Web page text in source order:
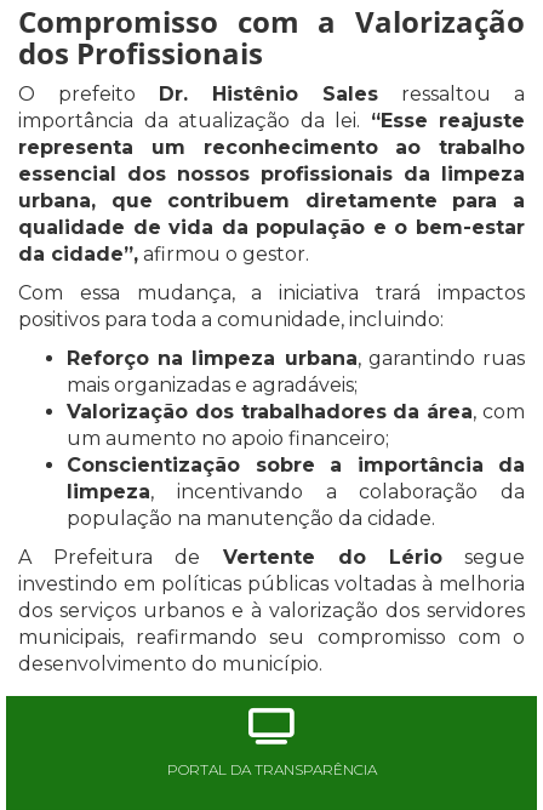
Compromisso com a Valorização
dos Profissionais
O prefeito Dr. Histênio Sales ressaltou a
importância da atualização da lei. “Esse reajuste
representa um reconhecimento ao trabalho
essencial dos nossos profissionais da limpeza
urbana, que contribuem diretamente para a
qualidade de vida da população e o bem-estar
da cidade”, afirmou o gestor.
Com essa mudança, a iniciativa trará impactos
positivos para toda a comunidade, incluindo:
Reforço na limpeza urbana, garantindo ruas
mais organizadas e agradáveis;
Valorização dos trabalhadores da área, com
um aumento no apoio financeiro;
Conscientização sobre a importância da
limpeza, incentivando a colaboração da
população na manutenção da cidade.
A Prefeitura de Vertente do Lériosegue
investindo em políticas públicas voltadas à melhoria
dos serviços urbanos e à valorização dos servidores
municipais, reafirmando seu compromisso com o
desenvolvimento do município.
PORTAL DA TRANSPARÊNCIA